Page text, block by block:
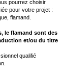
pourrez choisir
pour votre projet :
flamand.
le flamand sont des
et/ou du titre
qualifié